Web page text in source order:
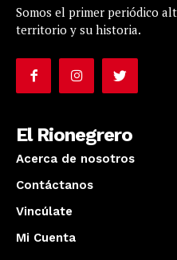
Somos el primer periódico
territorio y su historia.
El Rionegrero
Acerca de nosotros
Contáctanos
Vincúlate
Mi Cuenta